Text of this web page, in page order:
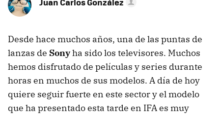
Desde hace muchos años, una de las puntas de
lanzas de Sonyha sido los televisores. Muchos
hemos disfrutado de películas y series durante
horas en muchos de sus modelos. A día de hoy
quiere seguir fuerte en este sector y el modelo
que ha presentado esta tarde en IFA es muy